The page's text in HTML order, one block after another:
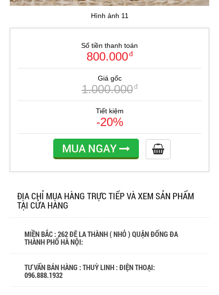
Hình ảnh 11
Số tiền thanh toán
800.000đ
Giá gốc
1.000.000đ
Tiết kiệm
-20%
MUA NGAY
ĐỊA CHỈ MUA HÀNG TRỰC TIẾP VÀ XEM SẢN PHẨM
TẠI CỬA HÀNG
MIỀN BẮC : 262 ĐÊ LA THÀNH ( NHỎ ) QUẬN ĐỐNG ĐA
THÀNH PHỐ HÀ NỘI:
TƯ VẤN BÁN HÀNG : THUỲ LINH : ĐIỆN THOẠI:
096.888.1932